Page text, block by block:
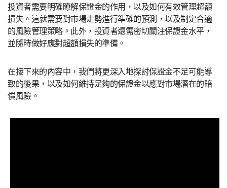
投資者需要明確瞭解保證金的作用，以及如何有效管理超額
損失。這就需要對市場走勢進行準確的預測，以及制定合適
的風險管理策略。此外，投資者還需密切關注保證金水平，
並隨時做好應對超額損失的準備。
在接下來的內容中，我們將更深入地探討保證金不足可能導
致的後果，以及如何維持足夠的保證金以應對市場潛在的賠
償風險。